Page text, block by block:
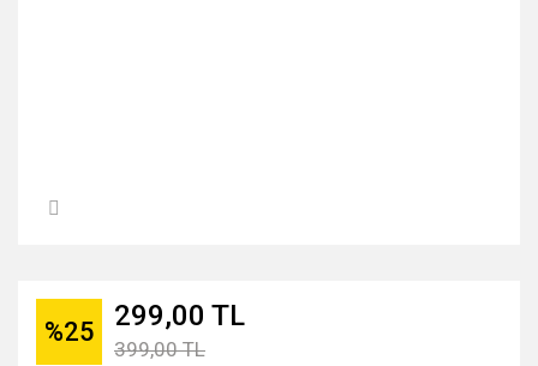
%25 299,00 TL
399,00 TL